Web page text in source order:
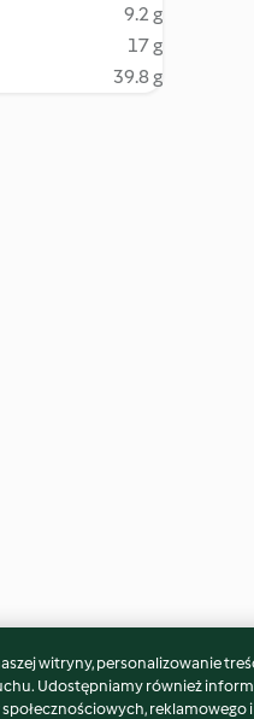
9.2 g
17 g
39.8 g
witryny, personalizowanie
Udostępniamy również
reklamowego